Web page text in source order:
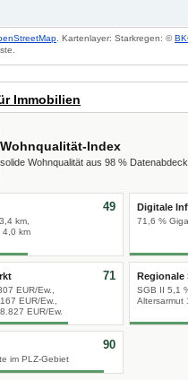
. Kartenlayer: Starkregen: ©
Immobilien
Wohnqualität-Index
solide Wohnqualität aus 98 %
km,
4,0 km
49 Digitale
71,6 %
EUR/Ew.,
EUR/Ew.,
EUR/Ew.
71 Regionale
SGB II 5,1
Altersarmut
im PLZ-Gebiet
90